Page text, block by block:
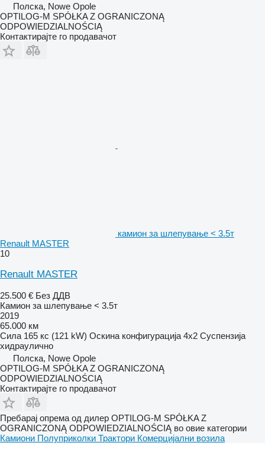
Полска, Nowe Opole
OPTILOG-M SPÓŁKA Z OGRANICZONĄ
ODPOWIEDZIALNOŚCIĄ
Контактирајте го продавачот
камион за шлепување < 3.5т
Renault MASTER
10
Renault MASTER
25.500 € Без ДДВ
Камион за шлепување < 3.5т
2019
65.000 км
Сила 165 кс (121 kW) Оскина конфигурација 4x2 Суспензија
хидраулично
Полска, Nowe Opole
OPTILOG-M SPÓŁKA Z OGRANICZONĄ
ODPOWIEDZIALNOŚCIĄ
Контактирајте го продавачот
Пребарај опрема од дилер OPTILOG-M SPÓŁKA Z
OGRANICZONĄ ODPOWIEDZIALNOŚCIĄ во овие категории
Камиони Полуприколки Трактори Комерцијални возила